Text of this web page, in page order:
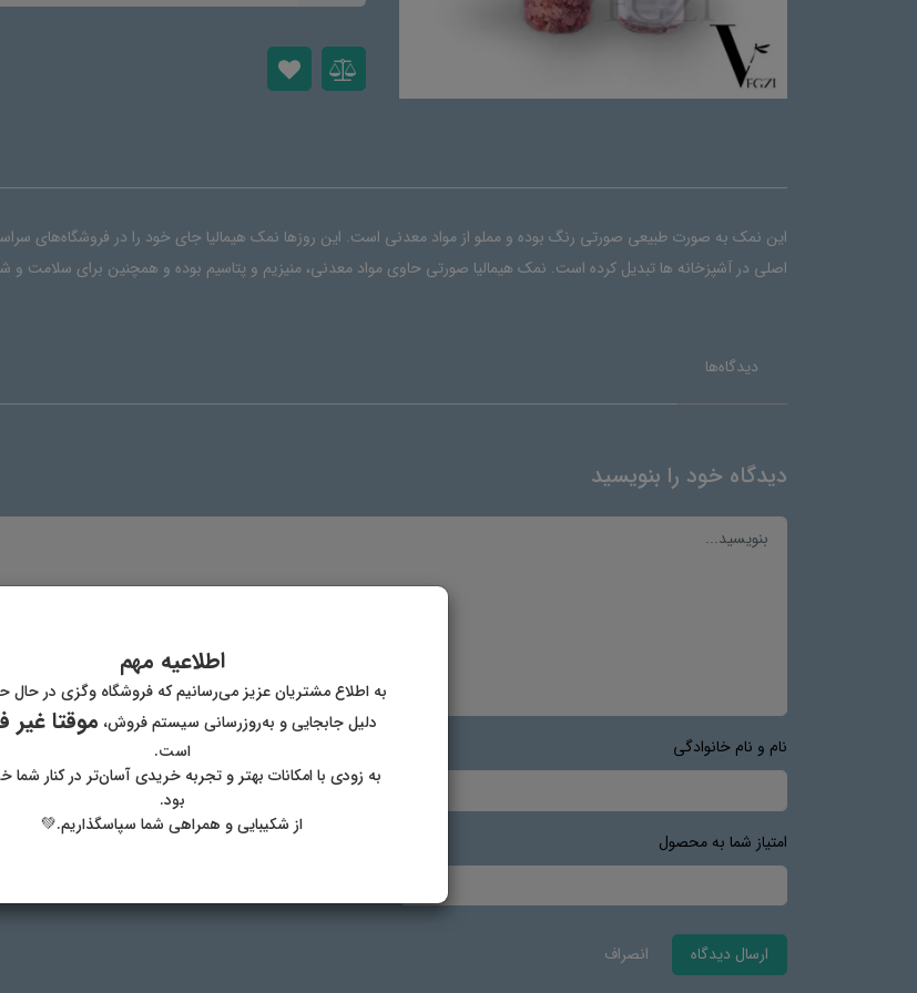
این نمک به صورت طبیعی صورتی رنگ بوده و مملو از مواد معدنی است. این روزها نمک هیمالیا جای خود را در فروشگاه‌های
اصلی در آشپزخانه ها تبدیل کرده است. نمک هيماليا صورتی حاوی مواد معدنی، منیزیم و پتاسیم بوده و همچنین برای سلامت
دیدگاه‌ها
دیدگاه خود را بنویسید
نام و نام خانوادگی
امتیاز شما به محصول
ارسال دیدگاه انصراف
اطلاعیه مهم
به اطلاع مشتریان عزیز می‌رسانیم که فروشگاه وگزی در حال
دلیل جابجایی و به‌روزرسانی سیستم فروش، موقتا غیر
است.
به زودی با امکانات بهتر و تجربه خریدی آسان‌تر در کنار شما
بود.
از شکیبایی و همراهی شما سپاسگذاریم.💚